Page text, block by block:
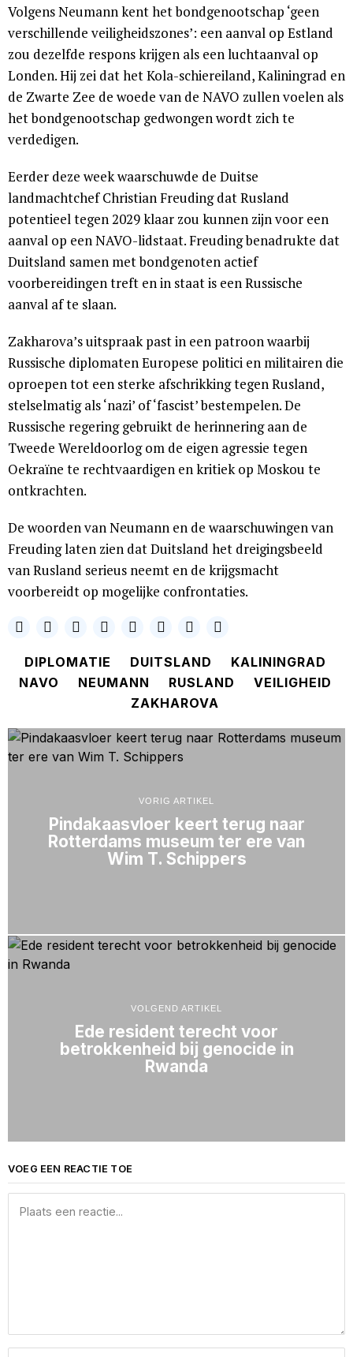
Volgens Neumann kent het bondgenootschap ‘geen
verschillende veiligheidszones’: een aanval op Estland
zou dezelfde respons krijgen als een luchtaanval op
Londen. Hij zei dat het Kola-schiereiland, Kaliningrad en
de Zwarte Zee de woede van de NAVO zullen voelen als
het bondgenootschap gedwongen wordt zich te
verdedigen.
Eerder deze week waarschuwde de Duitse
landmachtchef Christian Freuding dat Rusland
potentieel tegen 2029 klaar zou kunnen zijn voor een
aanval op een NAVO-lidstaat. Freuding benadrukte dat
Duitsland samen met bondgenoten actief
voorbereidingen treft en in staat is een Russische
aanval af te slaan.
Zakharova’s uitspraak past in een patroon waarbij
Russische diplomaten Europese politici en militairen die
oproepen tot een sterke afschrikking tegen Rusland,
stelselmatig als ‘nazi’ of ‘fascist’ bestempelen. De
Russische regering gebruikt de herinnering aan de
Tweede Wereldoorlog om de eigen agressie tegen
Oekraïne te rechtvaardigen en kritiek op Moskou te
ontkrachten.
De woorden van Neumann en de waarschuwingen van
Freuding laten zien dat Duitsland het dreigingsbeeld
van Rusland serieus neemt en de krijgsmacht
voorbereidt op mogelijke confrontaties.
DIPLOMATIE DUITSLAND
KALININGRAD
NAVO
NEUMANN RUSLAND
VEILIGHEID
ZAKHAROVA
VORIG ARTIKEL
Pindakaasvloer keert terug naar
Rotterdams museum ter ere van
Wim T. Schippers
VOLGEND ARTIKEL
Ede resident terecht voor
betrokkenheid bij genocide in
Rwanda
VOEG EEN REACTIE TOE